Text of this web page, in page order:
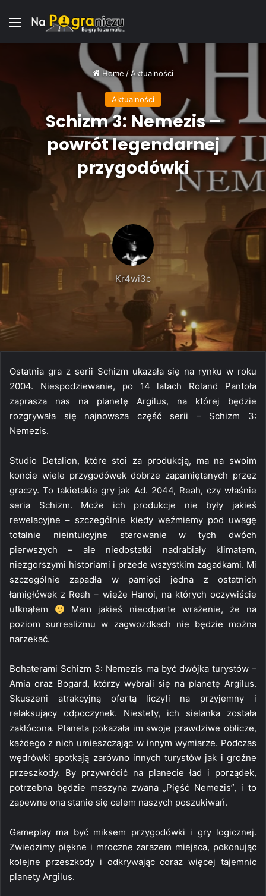
Menu
Home /Aktualności
Aktualności
Schizm 3: Nemezis –
powrót legendarnej
przygodówki
Kr4wi3c
Ostatnia gra z serii Schizm ukazała się na rynku w roku
2004. Niespodziewanie, po 14 latach Roland Pantoła
zaprasza nas na planetę Argilus, na której będzie
rozgrywała się najnowsza część serii – Schizm 3:
Nemezis.
Studio Detalion, które stoi za produkcją, ma na swoim
koncie wiele przygodówek dobrze zapamiętanych przez
graczy. To takietakie gry jak Ad. 2044, Reah, czy właśnie
seria Schizm. Może ich produkcje nie były jakieś
rewelacyjne – szczególnie kiedy weźmiemy pod uwagę
totalnie nieintuicyjne sterowanie w tych dwóch
pierwszych – ale niedostatki nadrabiały klimatem,
niezgorszymi historiami i przede wszystkim zagadkami. Mi
szczególnie zapadła w pamięci jedna z ostatnich
łamigłówek z Reah – wieże Hanoi, na których oczywiście
utknąłem
Mam jakieś nieodparte wrażenie, że na
poziom surrealizmu w zagwozdkach nie będzie można
narzekać.
Bohaterami Schizm 3: Nemezis ma być dwójka turystów –
Amia oraz Bogard, którzy wybrali się na planetę Argilus.
Skuszeni atrakcyjną ofertą liczyli na przyjemny i
relaksujący odpoczynek. Niestety, ich sielanka została
zakłócona. Planeta pokazała im swoje prawdziwe oblicze,
każdego z nich umieszczając w innym wymiarze. Podczas
wędrówki spotkają zarówno innych turystów jak i groźne
przeszkody. By przywrócić na planecie ład i porządek,
potrzebna będzie maszyna zwana „Pięść Nemezis”, i to
zapewne ona stanie się celem naszych poszukiwań.
Gameplay ma być miksem przygodówki i gry logicznej.
Zwiedzimy piękne i mroczne zarazem miejsca, pokonując
kolejne przeszkody i odkrywając coraz więcej tajemnic
planety Argilus.